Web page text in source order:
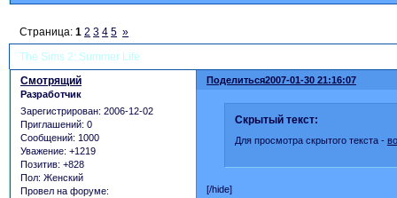
The Sims 2: Summer Life
Страница:1 2 3 4 5 »
Поделиться2007-01-30 21:16:07
Смотрящий
Разработчик
Зарегистрирован: 2006-12-02
Приглашений: 0
Сообщений: 1000
Уважение: +1219
Позитив: +828
Пол: Женский
Провел на форуме:
Скрытый текст:
Для просмотра скрытого текста -
[/hide]